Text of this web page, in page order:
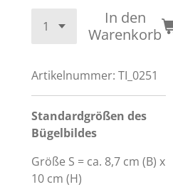
In den
Warenkorb
Artikelnummer: TI_0251
Standardgrößen des
Bügelbildes
Größe S = ca. 8,7 cm (B) x
10 cm (H)